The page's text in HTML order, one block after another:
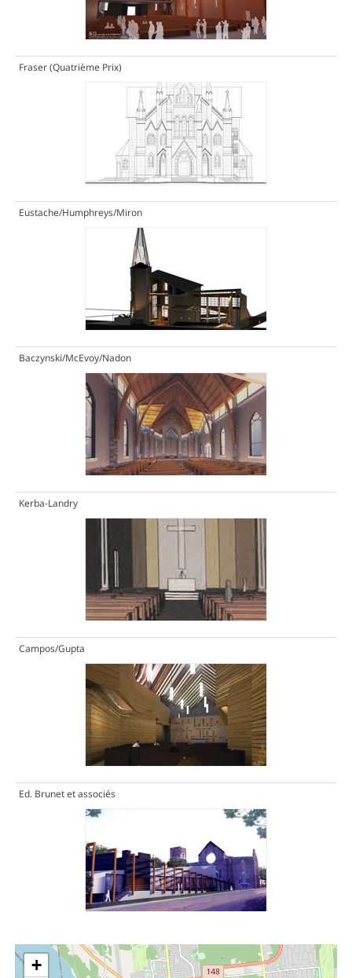
Fraser(Quatrième Prix)
Eustache/Humphreys/Miron
Baczynski/McEvoy/Nadon
Kerba-Landry
Campos/Gupta
Ed. Brunet et associés
+